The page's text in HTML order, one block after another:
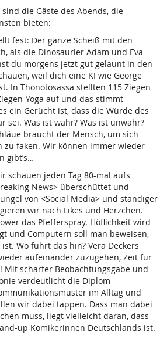
die Gäste des Abends, die
bieten:
fest: Der ganze Scheiß mit den
als die Dinosaurier Adam und Eva
du morgens jetzt gut gelaunt in den
weil dich eine KI wie George
In Thonotosassa stellten 115 Ziegen
Yoga auf und das stimmt
ein Gerücht ist, dass die Würde des
sei. Was ist wahr? Was ist unwahr?
braucht der Mensch, um sich
zu faken. Wir können immer wieder
gibt’s…
schauen jeden Tag 80-mal aufs
News> überschüttet und
von <Social Media> und ständiger
wir nach Likes und Herzchen.
das Pfefferspray. Höflichkeit wird
und Computern soll man beweisen,
Wo führt das hin? Vera Deckers
aufeinander zuzugehen, Zeit für
Mit scharfer Beobachtungsgabe und
verdeutlicht die Diplom-
im Alltag und
wir dabei tappen. Dass man dabei
muss, liegt vielleicht daran, dass
up Komikerinnen Deutschlands ist.